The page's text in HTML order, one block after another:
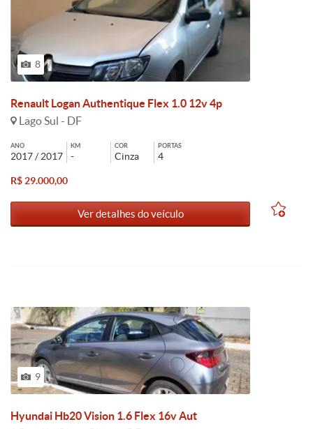
8
Renault Logan Authentique Flex 1.0 12v 4p
Lago Sul - DF
ANO
2017 / 2017
KM
-
COR
Cinza
PORTAS
4
R$ 29.000,00
Ver detalhes do veículo
9
Hyundai Hb20 Vision 1.6 Flex 16v Aut